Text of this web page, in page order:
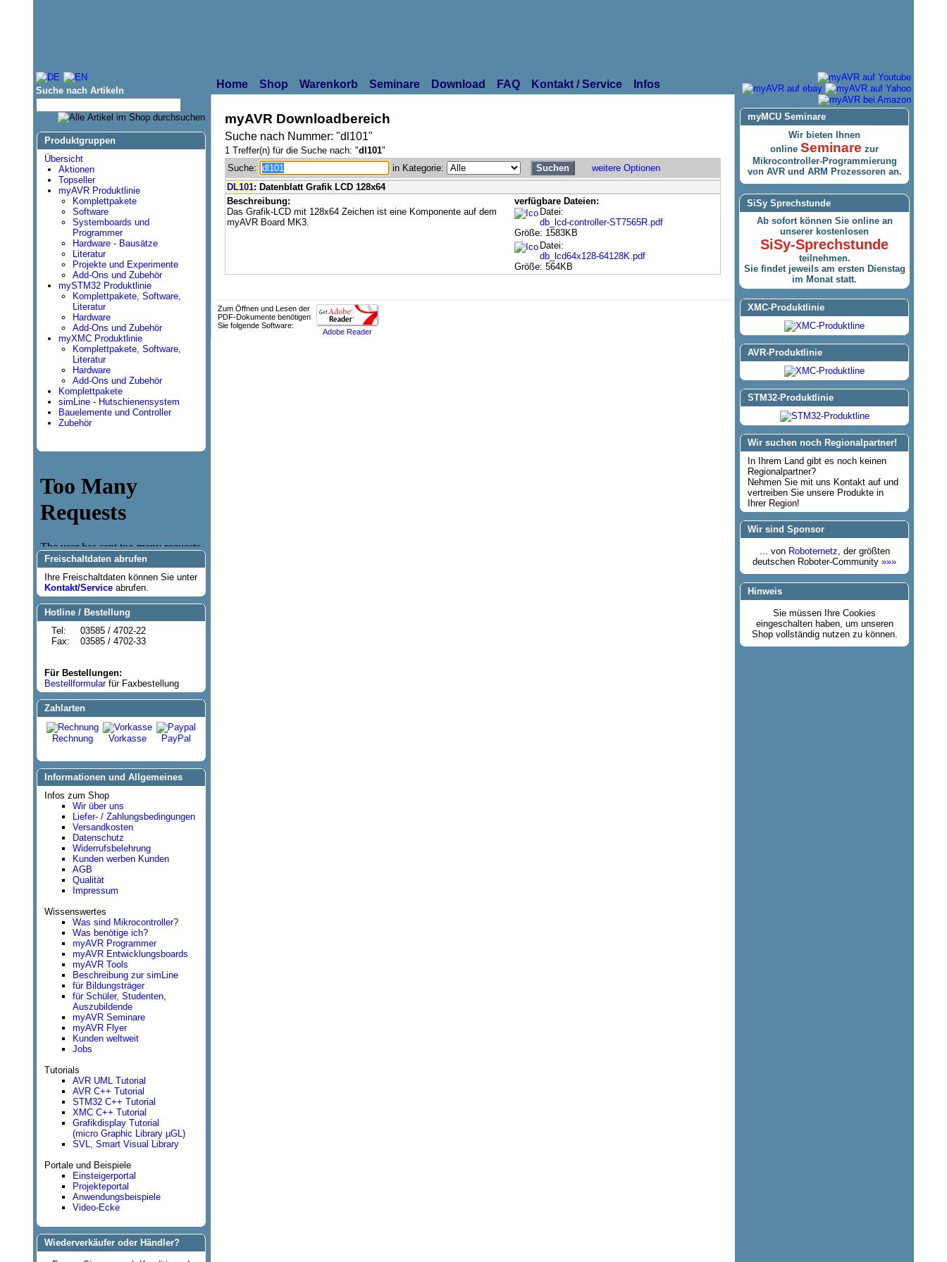
Suche nach Artikeln
Produktgruppen
Übersicht
Aktionen
Topseller
myAVR Produktlinie
Komplettpakete
Software
Systemboards und
Programmer
Hardware - Bausätze
Literatur
Projekte und Experimente
Add-Ons und Zubehör
mySTM32 Produktlinie
Komplettpakete, Software,
Literatur
Hardware
Add-Ons und Zubehör
myXMC Produktlinie
Komplettpakete, Software,
Literatur
Hardware
Add-Ons und Zubehör
Komplettpakete
simLine - Hutschienensystem
Bauelemente und Controller
Zubehör
Freischaltdaten abrufen
Ihre Freischaltdaten können Sie unter
Kontakt/Service abrufen.
Hotline / Bestellung
Tel:
Fax:
03585 / 4702-22
03585 / 4702-33
Für Bestellungen:
Bestellformularfür Faxbestellung
Zahlarten
Rechnung Vorkasse PayPal
Informationen und Allgemeines
Infos zum Shop
Wir über uns
Liefer- / Zahlungsbedingungen
Versandkosten
Datenschutz
Widerrufsbelehrung
Kunden werben Kunden
AGB
Qualität
Impressum
Wissenswertes
Was sind Mikrocontroller?
Was benötige ich?
myAVR Programmer
myAVR Entwicklungsboards
myAVR Tools
Beschreibung zur simLine
für Bildungsträger
für Schüler, Studenten,
Auszubildende
myAVR Seminare
myAVR Flyer
Kunden weltweit
Jobs
Tutorials
AVR UML Tutorial
AVR C++ Tutorial
STM32 C++ Tutorial
XMC C++ Tutorial
Grafikdisplay Tutorial
(micro Graphic Library µGL)
SVL, Smart Visual Library
Portale und Beispiele
Einsteigerportal
Projekteportal
Anwendungsbeispiele
Video-Ecke
Wiederverkäufer oder Händler?
Home Shop Warenkorb Seminare Download FAQ Kontakt / Service Infos
myAVR Downloadbereich
Suche nach Nummer: "dl101"
1 Treffer(n) für die Suche nach: "dl101"
Suche:
in Kategorie:
weitere Optionen
DL101: Datenblatt Grafik LCD 128x64
Beschreibung:
Das Grafik-LCD mit 128x64 Zeichen ist eine Komponente auf dem
myAVR Board MK3.
verfügbare Dateien:
Datei:
db_lcd-controller-ST7565R.pdf
Größe: 1583KB
Datei:
db_lcd64x128-64128K.pdf
Größe: 564KB
Zum Öffnen und Lesen der
PDF-Dokumente benötigen
Sie folgende Software:
Adobe Reader
myMCU Seminare
Wir bieten Ihnen
online Seminare zur
Mikrocontroller-Programmierung
von AVR und ARM Prozessoren an.
SiSy Sprechstunde
Ab sofort können Sie online an
unserer kostenlosen
SiSy-Sprechstunde
teilnehmen.
Sie findet jeweils am ersten Dienstag
im Monat statt.
XMC-Produktlinie
AVR-Produktlinie
STM32-Produktlinie
Wir suchen noch Regionalpartner!
In Ihrem Land gibt es noch keinen
Regionalpartner?
Nehmen Sie mit uns Kontakt auf und
vertreiben Sie unsere Produkte in
Ihrer Region!
Wir sind Sponsor
... von Roboternetz, der größten
deutschen Roboter-Community »»»
Hinweis
Sie müssen Ihre Cookies
eingeschalten haben, um unseren
Shop vollständig nutzen zu können.